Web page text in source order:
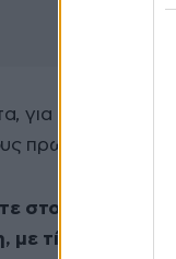
για την
πρωτοβουλία
στο παρακάτω
με τίτλο «Για